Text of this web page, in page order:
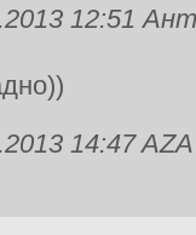
12:51
14:47 AZA